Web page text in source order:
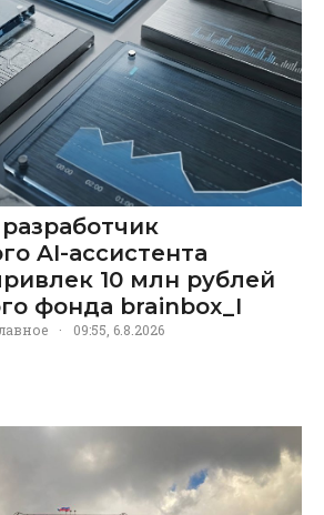
AI-ассистента
10 млн рублей
фонда brainbox_I
· 09:55, 6.8.2026